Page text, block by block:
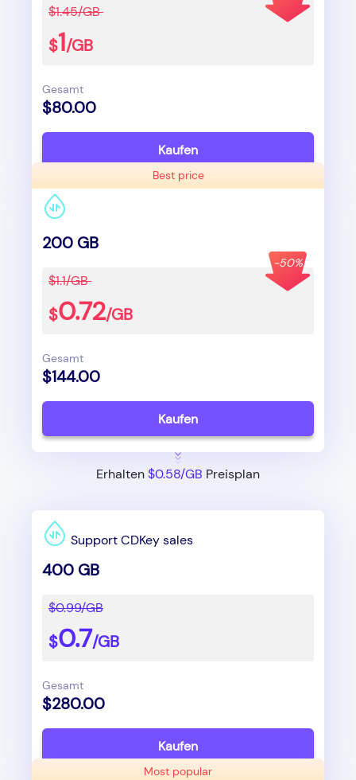
$1.45/GB
$1/GB
Gesamt
$80.00
Kaufen
Best price
-50%
200 GB
$1.1/GB
$0.72/GB
Gesamt
$144.00
Kaufen
Erhalten$0.58/GB Preisplan
Support CDKey sales
400 GB
$0.99/GB
$0.7/GB
Gesamt
$280.00
Kaufen
Most popular